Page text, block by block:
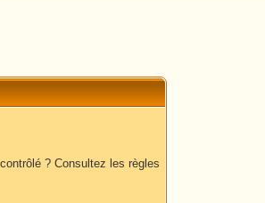
? Consultez les règles